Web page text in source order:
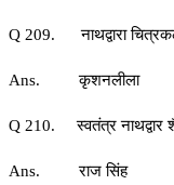
Q 209. नाथद्वारा
Ans. कृशनलीला
Q 210. स्वतंत्र नाथद्वार
Ans. राज सिंह